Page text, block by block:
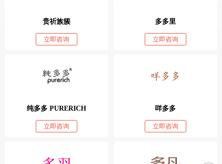
贵祈族簇
立即咨询
多多里
立即咨询
纯多多 PURERICH
立即咨询
咩多多
立即咨询